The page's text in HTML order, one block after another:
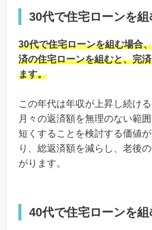
30代で住宅ローンを組
30代で住宅ローンを組む場合
済の住宅ローンを組むと、完
ます。
この年代は年収が上昇し続け
月々の返済額を無理のない範
短くすることを検討する価値
り、総返済額を減らし、老後
がります。
40代で住宅ローンを組